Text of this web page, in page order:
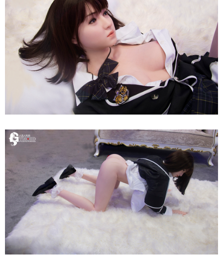
Búp
Bê
Dục
165cm
Siêu
Thật
Nữ
Thần
Nhật
Bản